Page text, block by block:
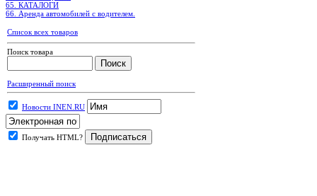
65. КАТАЛОГИ
66. Аренда автомобилей с водителем.
Список всех товаров
Поиск товара
Расширенный поиск
Новости INEN.RU
Получать HTML?